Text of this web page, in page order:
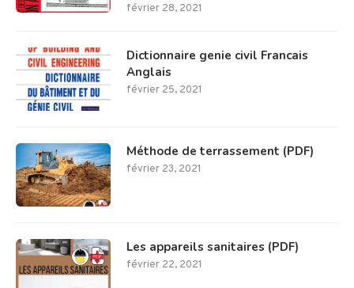
février 28, 2021
Dictionnaire genie civil Francais
Anglais
février 25, 2021
Méthode de terrassement (PDF)
février 23, 2021
Les appareils sanitaires (PDF)
février 22, 2021